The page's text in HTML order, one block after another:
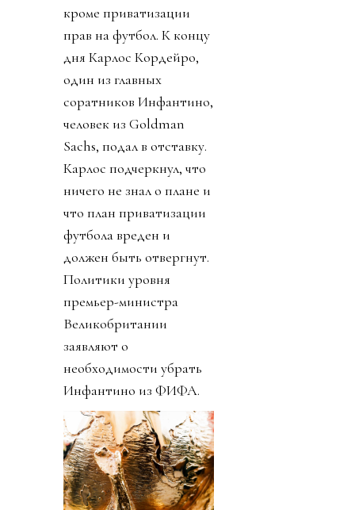
кроме приватизации
прав на футбол. К концу
дня Карлос Кордейро,
один из главных
соратников Инфантино,
человек из Goldman
Sachs, подал в отставку.
Карлос подчеркнул, что
ничего не знал о плане и
что план приватизации
футбола вреден и
должен быть отвергнут.
Политики уровня
премьер-министра
Великобритании
заявляют о
необходимости убрать
Инфантино из ФИФА.